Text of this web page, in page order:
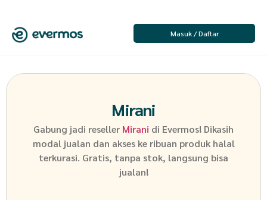
Masuk / Daftar
Mirani
Gabung jadi reseller Mirani di Evermos! Dikasih
modal jualan dan akses ke ribuan produk halal
terkurasi. Gratis, tanpa stok, langsung bisa
jualan!